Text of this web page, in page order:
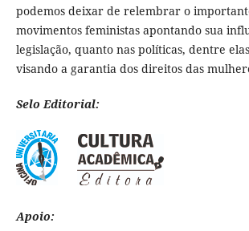
podemos deixar de relembrar o
movimentos feministas apontando sua
legislação, quanto nas políticas, dentre
visando a garantia dos direitos das
Selo Editorial:
Apoio: